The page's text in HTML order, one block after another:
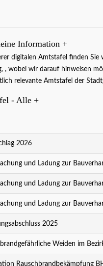
auf einen Blick.
Information +
digitalen Amtstafel finden
, wobei wir darauf hinweisen
relevante Amtstafel der
- Alle +
2026
und Ladung zur
und Ladung zur
und Ladung zur
2025
Weiden im
Rauschbrandbekämpfung